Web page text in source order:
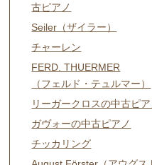
古ピアノ
Seiler（ザイラー）
チャーレン
FERD. THUERMER
（フェルド・テュルマー）
リーガークロスの中古ピア
ガヴォーの中古ピアノ
チッカリング